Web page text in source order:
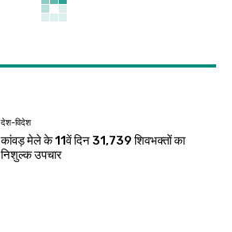
देश-विदेश
कांवड़ मेले के 11वें दिन 31,739 शिवभक्तों का
निशुल्क उपचार